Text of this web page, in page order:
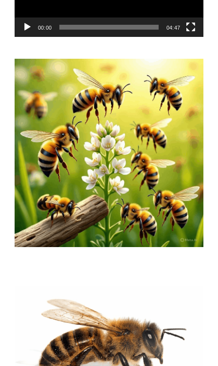
00:00 04:47